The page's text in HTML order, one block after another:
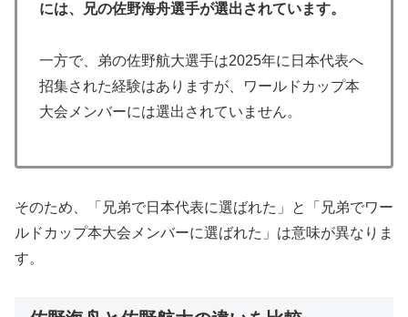
には、兄の佐野海舟選手が選出されています。
一方で、弟の佐野航大選手は2025年に日本代表へ
招集された経験はありますが、ワールドカップ本
大会メンバーには選出されていません。
そのため、「兄弟で日本代表に選ばれた」と「兄弟でワー
ルドカップ本大会メンバーに選ばれた」は意味が異なりま
す。